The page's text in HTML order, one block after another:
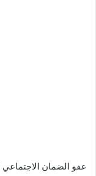
عفو الضمان الاجتماعي 2025: آخر الآجال والشروط الكاملة